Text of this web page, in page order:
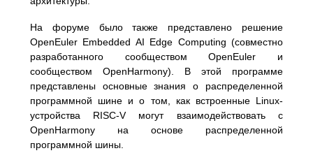
На форуме было также представлено решение
OpenEuler Embedded AI Edge Computing (совместно
разработанного сообществом OpenEuler и
сообществом OpenHarmony). В этой программе
представлены основные знания о распределенной
программной шине и о том, как встроенные Linux-
устройства RISC-V могут взаимодействовать с
OpenHarmony на основе распределенной
программной шины.